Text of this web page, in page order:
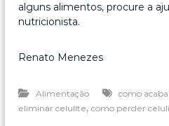
alguns alimentos, procure a
nutricionista.
Renato Menezes
Alimentação como
eliminar celulite,como perder